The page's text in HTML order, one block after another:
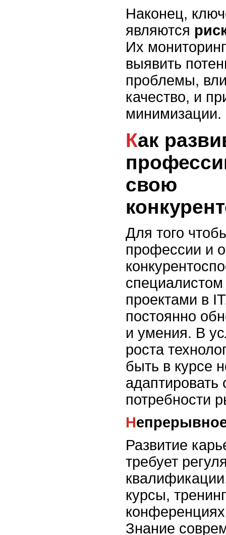
Наконец,
являются
Их
выявить
проблемы,
качество, и
минимизации.
Как развиваться в
свою
Для того
профессии и
проектами в
постоянно
и умения. В
роста
быть в курсе
адаптировать
потребности
Развитие
требует
курсы,
Знание